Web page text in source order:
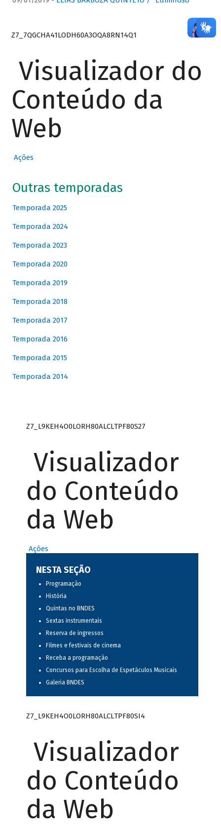
Z7_7QGCHA41LODH60A3OQA8RN14Q1
Visualizador do
Conteúdo da
Web
Ações
Outras temporadas
Temporada 2025
Temporada 2024
Temporada 2023
Temporada 2020
Temporada 2019
Temporada 2018
Temporada 2017
Temporada 2016
Temporada 2015
Temporada 2014
Z7_L9KEH4O0LORH80ALCLTPF80S27
Visualizador
do Conteúdo
da Web
Ações
NESTA SEÇÃO
Programação
História
Quintas no BNDES
Sextas instrumentais
Reserva de ingressos
Filmes e festivais de cinema
Receba a programação
Concursos para Escolha de Espetáculos Musicais
Galeria BNDES
Z7_L9KEH4O0LORH80ALCLTPF80SI4
Visualizador
do Conteúdo
da Web